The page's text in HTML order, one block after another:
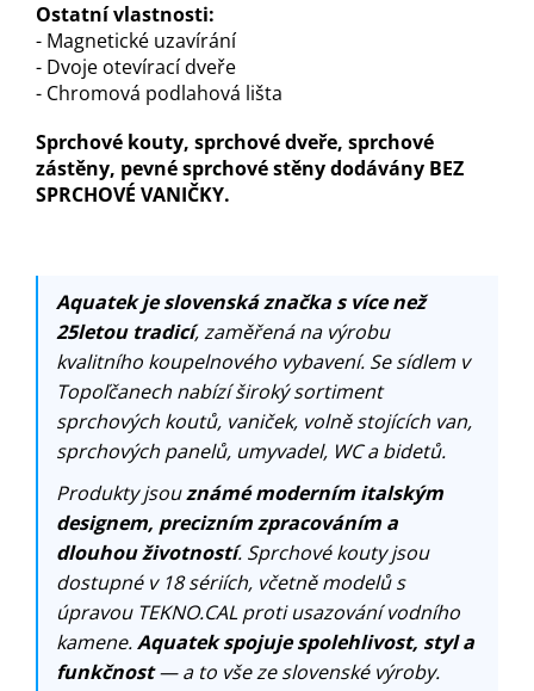
Ostatní vlastnosti:
- Magnetické uzavírání
- Dvoje otevírací dveře
- Chromová podlahová lišta
Sprchové kouty, sprchové dveře, sprchové
zástěny, pevné sprchové stěny dodávány BEZ
SPRCHOVÉ VANIČKY.
Aquatek je slovenská značka s více než
25letou tradicí, zaměřená na výrobu
kvalitního koupelnového vybavení. Se sídlem v
Topoľčanech nabízí široký sortiment
sprchových koutů, vaniček, volně stojících van,
sprchových panelů, umyvadel, WC a bidetů.
Produkty jsouznámé moderním italským
designem, precizním zpracováním a
dlouhou životností. Sprchové kouty jsou
dostupné v 18 sériích, včetně modelů s
úpravou TEKNO.CAL proti usazování vodního
kamene.Aquatek spojuje spolehlivost, styl a
funkčnost— a to vše ze slovenské výroby.